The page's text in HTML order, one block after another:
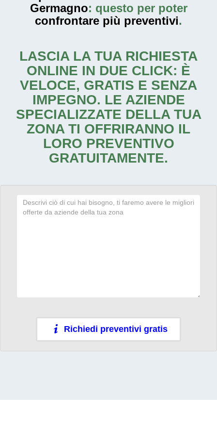
Germagno: questo per poter
confrontare più preventivi.
LASCIA LA TUA RICHIESTA
ONLINE IN DUE CLICK: È
VELOCE, GRATIS E SENZA
IMPEGNO. LE AZIENDE
SPECIALIZZATE DELLA TUA
ZONA TI OFFRIRANNO IL
LORO PREVENTIVO
GRATUITAMENTE.
Richiedi preventivi gratis